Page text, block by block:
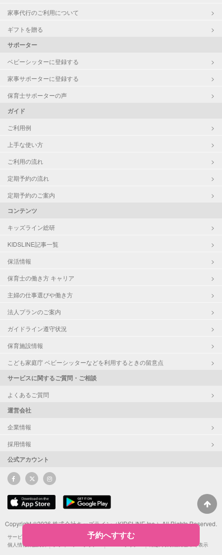
予約へすすむ
家事代行のご利用について
ギフトを贈る
サポーター
ベビーシッターに登録する
家事サポーターに登録する
保育士サポーターの声
ガイド
ご利用例
上手な使い方
ご利用の流れ
定期予約の流れ
定期予約のご案内
コンテンツ
キッズライン総研
KIDSLINE記事一覧
保活情報
保育士の働き方 キャリア
主婦の仕事選びや働き方
法人プランのご案内
ガイドライン遵守状況
保育施設情報
こども家庭庁 ベビーシッターなどを利用するときの留意点
サービスに関するご質問・ご相談
よくあるご質問
運営会社
企業情報
採用情報
公式アカウント
Copyright ©2026 株式会社キッズライン（KIDSLINE Inc.）All Rights Reserved.
サービス利用規約 サポーターによるSNS投稿ガイドライン
個人情報保護方針
特定商取引法に基づく表示